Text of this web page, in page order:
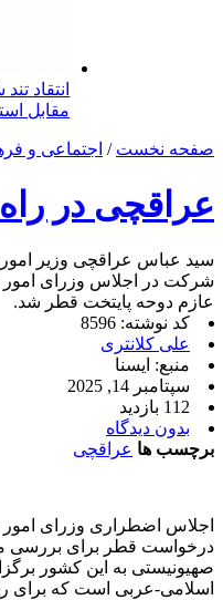
انتقاد
مقابل
صفحه نخست / اجتماعی و
عراقچی در
سید عباس عراقچی وزیر
شرکت در اجلاس وزرای
عازم دوحه پایتخت قطر شد.
کد نوشته: 8596
علی کلانتری
منبع: ایسنا
سپتامبر 14, 2025
112 بازدید
بدون دیدگاه
برچسب ها عراقچی
اجلاس اضطراری وزرای امور
درخواست قطر برای بررسی
صهیونیستی به این کشور
اسلامی-عربی است که برای